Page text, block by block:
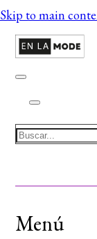
Skip to main
Search
Menú